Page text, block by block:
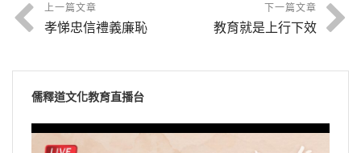
上一篇文章
孝悌忠信禮義廉恥
下一篇文章
教育就是上行下效
儒釋道文化教育直播台